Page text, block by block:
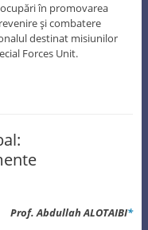
în promovarea
şi combatere
destinat misiunilor
Forces Unit.
Prof. Abdullah ALOTAIBI*